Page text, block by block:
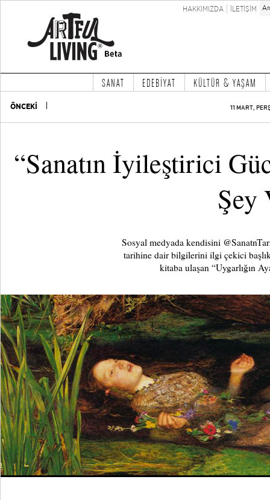
HAKKIMIZDA İLETİŞİM
SANAT EDEBİYAT KÜLTÜR & YAŞAM
ÖNCEKİ 11 MART,
“Sanatın İyileştirici
Şey
Sosyal medyada kendisini
tarihine dair bilgilerini ilgi çekici
kitaba ulaşan “Uygarlığın